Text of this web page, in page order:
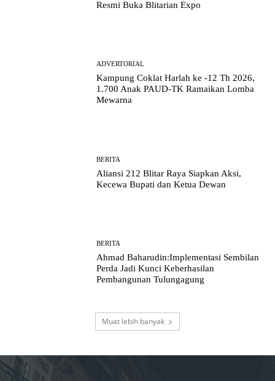
Resmi Buka Blitarian Expo
ADVERTORIAL
Kampung Coklat Harlah ke -12 Th 2026,
1.700 Anak PAUD-TK Ramaikan Lomba
Mewarna
BERITA
Aliansi 212 Blitar Raya Siapkan Aksi,
Kecewa Bupati dan Ketua Dewan
BERITA
Ahmad Baharudin:Implementasi Sembilan
Perda Jadi Kunci Keberhasilan
Pembangunan Tulungagung
Muat lebih banyak